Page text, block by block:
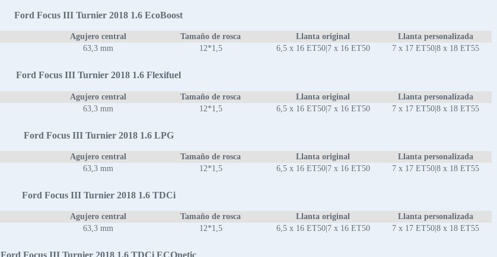
Ford Focus III Turnier 2018 1.6 EcoBoost
Agujero central Tamaño de rosca Llanta original
Llanta personalizada
63,3 mm 12*1,5 6,5 x 16 ET50|7 x 16 ET50 7 x 17 ET50|8 x 18 ET55
Ford Focus III Turnier 2018 1.6 Flexifuel
Agujero central Tamaño de rosca Llanta original
Llanta personalizada
63,3 mm 12*1,5 6,5 x 16 ET50|7 x 16 ET50 7 x 17 ET50|8 x 18 ET55
Ford Focus III Turnier 2018 1.6 LPG
Agujero central Tamaño de rosca Llanta original
Llanta personalizada
63,3 mm 12*1,5 6,5 x 16 ET50|7 x 16 ET50 7 x 17 ET50|8 x 18 ET55
Ford Focus III Turnier 2018 1.6 TDCi
Agujero central Tamaño de rosca Llanta original
Llanta personalizada
63,3 mm 12*1,5 6,5 x 16 ET50|7 x 16 ET50 7 x 17 ET50|8 x 18 ET55